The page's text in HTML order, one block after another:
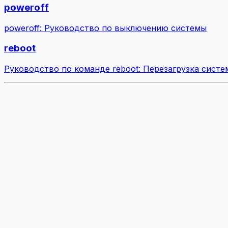
poweroff
poweroff: Руководство по выключению системы
reboot
Руководство по команде reboot: Перезагрузка